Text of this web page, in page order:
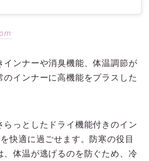
インナーや消臭機能、体温調節が
のインナーに高機能をプラスした
らっとしたドライ機能付きのイン
快適に過ごせます。防寒の役目
、体温が逃げるのを防ぐため、冷